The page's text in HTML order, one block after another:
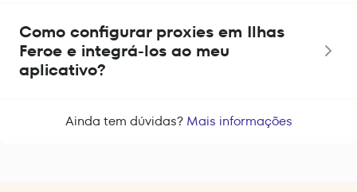
Como configurar proxies em Ilhas
Feroe e integrá-los ao meu
aplicativo?
Ainda tem dúvidas? Mais informações